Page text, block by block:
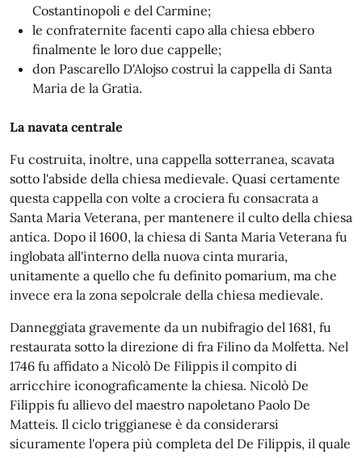
Costantinopoli e del Carmine;
le confraternite facenti capo alla chiesa ebbero
finalmente le loro due cappelle;
don Pascarello D'Alojso costruì la cappella di Santa
Maria de la Gratia.
La navata centrale
Fu costruita, inoltre, una cappella sotterranea, scavata
sotto l'abside della chiesa medievale. Quasi certamente
questa cappella con volte a crociera fu consacrata a
Santa Maria Veterana, per mantenere il culto della chiesa
antica. Dopo il 1600, la chiesa di Santa Maria Veterana fu
inglobata all'interno della nuova cinta muraria,
unitamente a quello che fu definito pomarium, ma che
invece era la zona sepolcrale della chiesa medievale.
Danneggiata gravemente da un nubifragio del 1681, fu
restaurata sotto la direzione di fra Filino da Molfetta. Nel
1746 fu affidato a Nicolò De Filippis il compito di
arricchire iconograficamente la chiesa. Nicolò De
Filippis fu allievo del maestro napoletano Paolo De
Matteis. Il ciclo triggianese è da considerarsi
sicuramente l'opera più completa del De Filippis, il quale